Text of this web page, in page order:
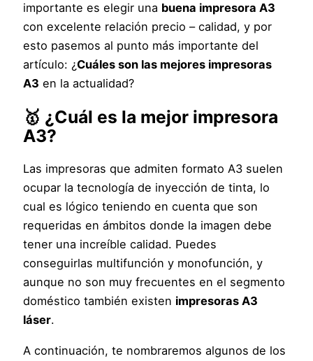
importante es elegir una buena impresora A3
con excelente relación precio – calidad, y por
esto pasemos al punto más importante del
artículo: ¿Cuáles son las mejores impresoras
A3 en la actualidad?
🥇 ¿Cuál es la mejor impresora
A3?
Las impresoras que admiten formato A3 suelen
ocupar la tecnología de inyección de tinta, lo
cual es lógico teniendo en cuenta que son
requeridas en ámbitos donde la imagen debe
tener una increíble calidad. Puedes
conseguirlas multifunción y monofunción, y
aunque no son muy frecuentes en el segmento
doméstico también existen impresoras A3
láser.
A continuación, te nombraremos algunos de los